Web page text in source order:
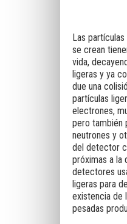
Las
se crean
vida,
ligeras y ya
due una
partículas
electrones,
pero también
neutrones y
del detector
próximas a la
detectores
ligeras para
existencia de
pesadas